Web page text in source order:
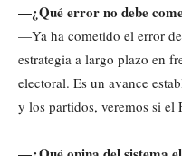
—¿Qué error no debe
—Ya ha cometido el error
estrategia a largo plazo en
electoral. Es un avance
y los partidos, veremos si